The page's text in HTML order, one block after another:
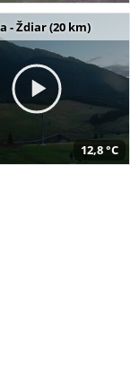
- Ždiar (20 km)
12,8 °C